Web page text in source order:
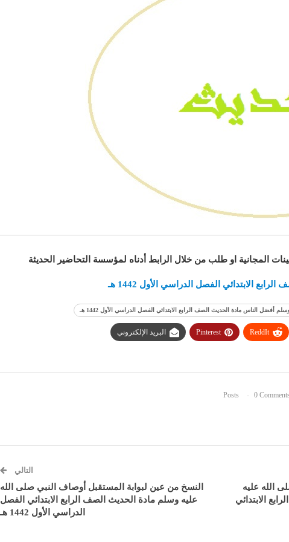
المجانية او طلب من خلال الرابط أدناه لمؤسسة التحاضير الحديثة
الابتدائي الفصل الدراسي الأول 1442 هـ
أفضل الناس مادة الحديث الصف الرابع الابتدائي الفصل الدراسي الأول 1442 هـ
ReddIt
Pinterest البريد الإلكتروني
0 Comments
الله عليه
الابتدائي
التالي
النسخ من عين لبوابة المستقبل أوصاف النبي صلى الله
عليه وسلم مادة الحديث الصف الرابع الابتدائي الفصل
الدراسي الأول 1442 هـ